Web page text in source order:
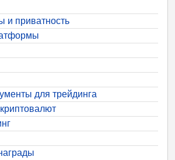
и приватность
для трейдинга